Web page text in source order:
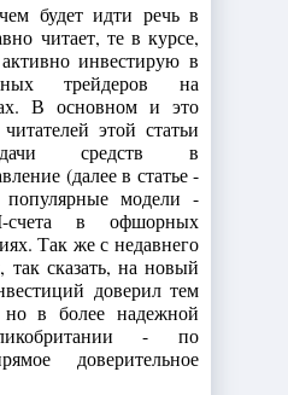
будет идти речь в
читает, те в курсе,
инвестирую в
трейдеров на
В основном и это
этой статьи
средств в
(далее в статье -
модели -
в офшорных
Так же с недавнего
сказать, на новый
доверил тем
в более надежной
- по
доверительное